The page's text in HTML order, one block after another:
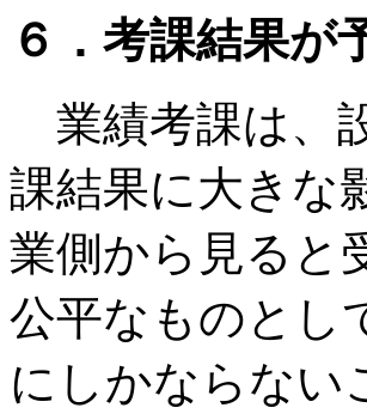
６．考課結果が
業績考課は、
課結果に大きな
業側から見ると
公平なものとし
にしかならない